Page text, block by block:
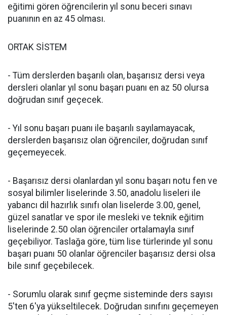
eğitimi gören öğrencilerin yıl sonu beceri sınavı
puanının en az 45 olması.
ORTAK SİSTEM
- Tüm derslerden başarılı olan, başarısız dersi veya
dersleri olanlar yıl sonu başarı puanı en az 50 olursa
doğrudan sınıf geçecek.
- Yıl sonu başarı puanı ile başarılı sayılamayacak,
derslerden başarısız olan öğrenciler, doğrudan sınıf
geçemeyecek.
- Başarısız dersi olanlardan yıl sonu başarı notu fen ve
sosyal bilimler liselerinde 3.50, anadolu liseleri ile
yabancı dil hazırlık sınıfı olan liselerde 3.00, genel,
güzel sanatlar ve spor ile mesleki ve teknik eğitim
liselerinde 2.50 olan öğrenciler ortalamayla sınıf
geçebiliyor. Taslağa göre, tüm lise türlerinde yıl sonu
başarı puanı 50 olanlar öğrenciler başarısız dersi olsa
bile sınıf geçebilecek.
- Sorumlu olarak sınıf geçme sisteminde ders sayısı
5'ten 6'ya yükseltilecek. Doğrudan sınıfını geçemeyen